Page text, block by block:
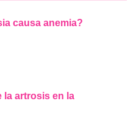
causa anemia?
la artrosis en la